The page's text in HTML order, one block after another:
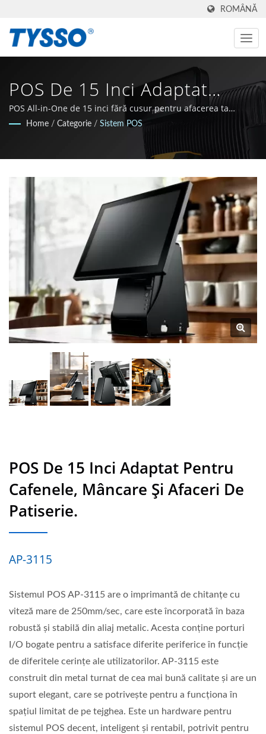
ROMÂNĂ
POS De 15 Inci Adaptat
Pentru Cafenele, Alimente Și
Pentru Soluții POS Și Auto-
ID | Furnizor De Soluții |
FAMETECH INC
POS All-in-One de 15 inci fără cusur pentru afacerea ta
culinară.
Home / Categorie / Sistem POS
POS De 15 Inci Adaptat Pentru
Cafenele, Mâncare Și Afaceri De
Patiserie.
AP-3115
Sistemul POS AP-3115 are o imprimantă de chitanțe cu
viteză mare de 250mm/sec, care este încorporată în baza
robustă și stabilă din aliaj metalic. Acesta conține porturi
I/O bogate pentru a satisface diferite periferice în funcție
de diferitele cerințe ale utilizatorilor. AP-3115 este
construit din metal turnat de cea mai bună calitate și are un
suport elegant, care se potrivește pentru a funcționa în
spațiul limitat de pe tejghea. Este un hardware pentru
sistemul POS decent, inteligent și rentabil, potrivit pentru